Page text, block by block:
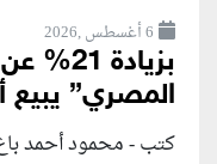
6 أغسطس ,2026
المصري” يبيع
كتب - محمود أحمد باع